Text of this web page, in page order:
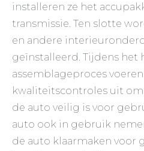
installeren ze het
transmissie. Ten slotte
en andere
geïnstalleerd. Tijdens het
assemblageproces
kwaliteitscontroles uit
de auto veilig is voor
auto ook in gebruik
de auto klaarmaken voor